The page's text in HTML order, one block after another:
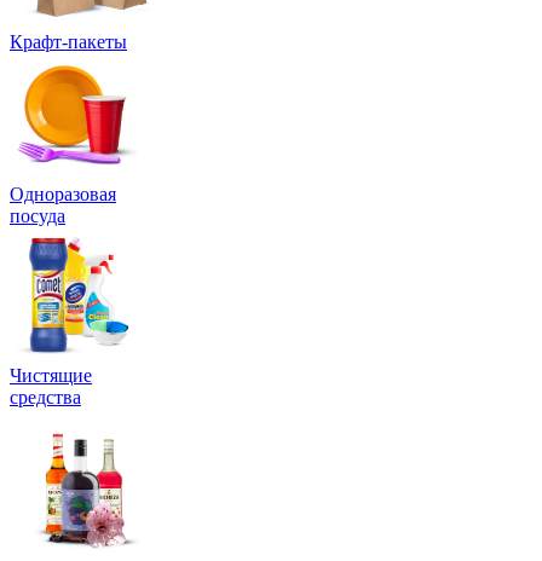
Крафт-пакеты
Одноразовая
посуда
Чистящие
средства